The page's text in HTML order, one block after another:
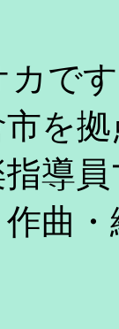
で
を
導
曲